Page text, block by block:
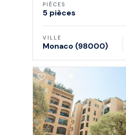
PIÈCES
5 pièces
VILLE
Monaco (98000)